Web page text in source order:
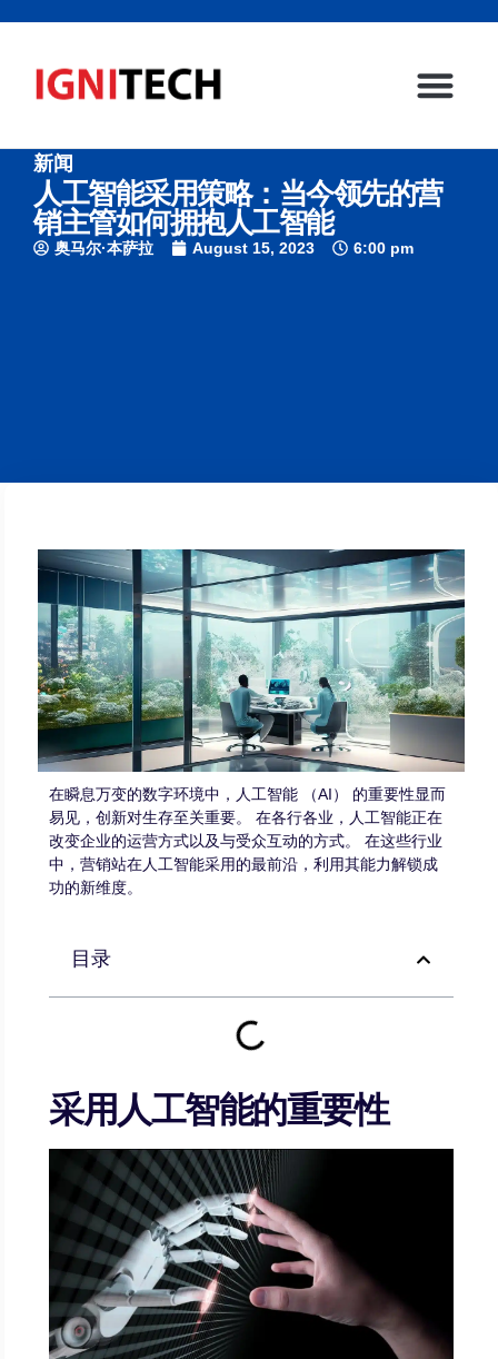
新闻
人工智能采用策略：当今领先的营
销主管如何拥抱人工智能
奥马尔·本萨拉 August 15, 2023 6:00 pm
在瞬息万变的数字环境中，人工智能 （AI） 的重要性显而
易见，创新对生存至关重要。 在各行各业，人工智能正在
改变企业的运营方式以及与受众互动的方式。 在这些行业
中，营销站在人工智能采用的最前沿，利用其能力解锁成
功的新维度。
目录
采用人工智能的重要性